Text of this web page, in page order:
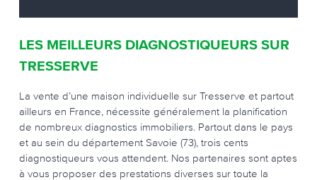
LES MEILLEURS DIAGNOSTIQUEURS SUR
TRESSERVE
La vente d’une maison individuelle sur Tresserve et partout
ailleurs en France, nécessite généralement la planification
de nombreux diagnostics immobiliers. Partout dans le pays
et au sein du département Savoie (73), trois cents
diagnostiqueurs vous attendent. Nos partenaires sont aptes
à vous proposer des prestations diverses sur toute la